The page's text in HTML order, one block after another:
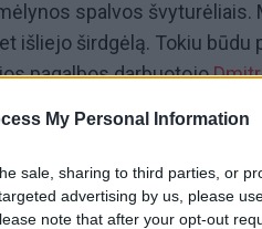
My Personal Information
sale, sharing to third parties, or
advertising by us, please
note that after your opt-out
spalvos švyturėliais.
išliejo širdgėlą. Tokiu būdu
pagalbos darbuotojo
ir pats žuvusysis.
automobilių
tapo pirmuoju mediku po